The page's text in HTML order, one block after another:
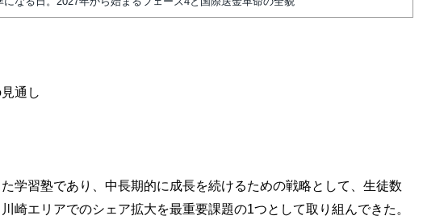
通し
学習塾であり、中長期的に成長を続けるための戦略として、生徒数
崎エリアでのシェア拡大を最重要課題の1つとして取り組んできた。